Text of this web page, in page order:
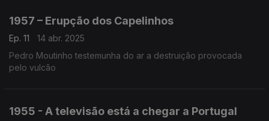
1957 – Erupção dos Capelinhos
Ep. 11
14 abr. 2025
Pedro Moutinho testemunha do ar a destruição provocada
pelo vulcão
1955 - A televisão está a chegar a Portugal